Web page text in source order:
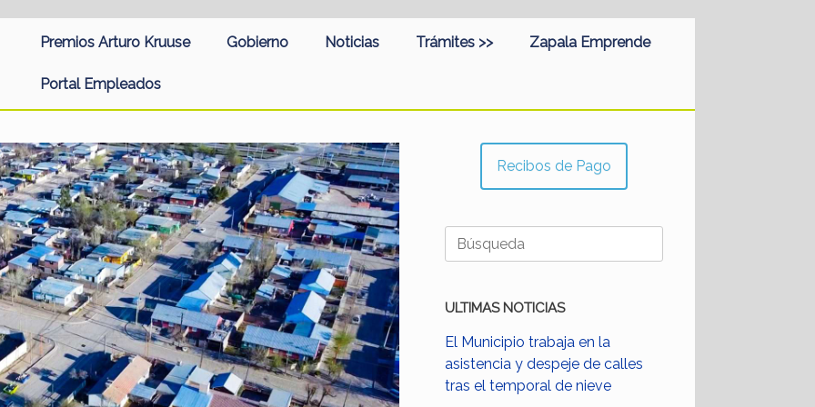
Premios Arturo Kruuse Gobierno Noticias Trámites >> Zapala Emprende
Portal Empleados
Recibos de Pago
Buscar:
ULTIMAS NOTICIAS
El Municipio trabaja en la
asistencia y despeje de calles
tras el temporal de nieve